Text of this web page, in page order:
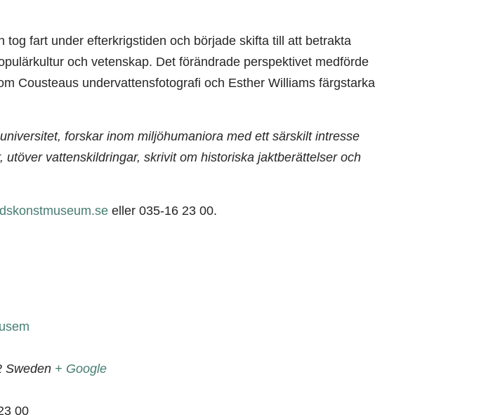
fart under efterkrigstiden och började skifta till att betrakta
och vetenskap. Det förändrade perspektivet medförde
Cousteaus undervattensfotografi och Esther Williams färgstarka
forskar inom miljöhumaniora med ett särskilt intresse
vattenskildringar, skrivit om historiska jaktberättelser och
eller 035-16 23 00.
Sweden + Google
00